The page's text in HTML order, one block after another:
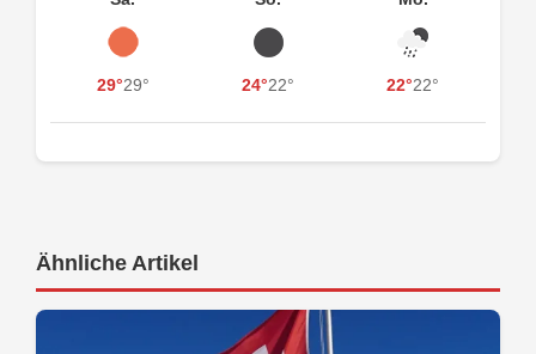
29°29° 24°22° 22°22°
Ähnliche Artikel